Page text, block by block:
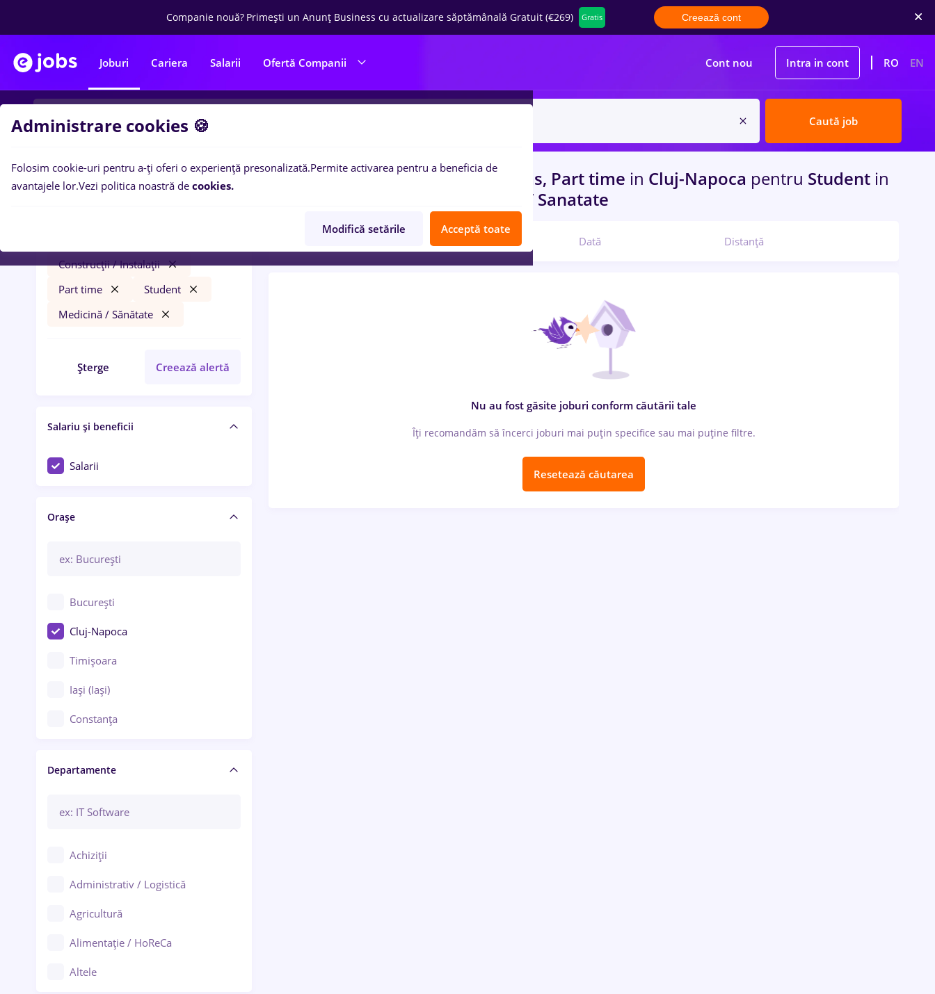
Companie nouă? Primești un Anunț Business cu actualizare săptămânală Gratuit (€269) Gratis Creează cont
Joburi Cariera Salarii Ofertă Companii Cont nou Intra in cont RO EN
Caută job
Filtre
Construcții / Instalații
Part time
Student
Medicină / Sănătate
Șterge Creează alertă
Salariu și beneficii
Salarii
Orașe
București
Cluj-Napoca
Timișoara
Iași (Iași)
Constanța
Brașov
Bacău
Galați (Galați)
Ploiești
Departamente
Achiziții
Administrativ / Logistică
Agricultură
Alimentație / HoReCa
Altele
0locuri de muncacu salarii dentas, Part time in Cluj-Napoca pentru Student in
Constructii / Instalatii, Medicina / Sanatate
Relevanță Dată Distanță
Nu au fost găsite joburi conform căutării tale
Îți recomandăm să încerci joburi mai puțin specifice sau mai puține filtre.
Resetează căutarea
Administrare cookies 🍪
Folosim cookie-uri pentru a-ți oferi o experiență presonalizată.Permite activarea pentru a beneficia de
avantajele lor.Vezi politica noastră de cookies.
Modifică setările Acceptă toate